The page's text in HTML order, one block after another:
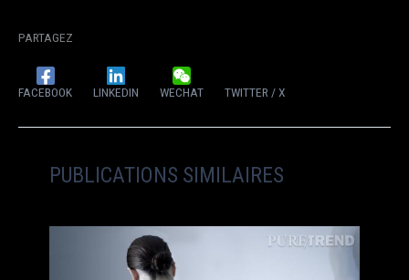
PARTAGEZ
FACEBOOK LINKEDIN WECHAT TWITTER / X
PUBLICATIONS SIMILAIRES